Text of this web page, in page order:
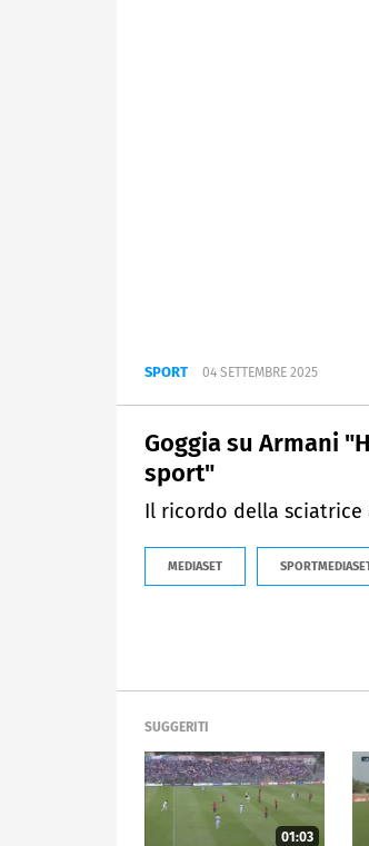
SPORT 04 SETTEMBRE 2025
Goggia su Armani
sport"
Il ricordo della sciatrice
MEDIASET
SUGGERITI
01:03